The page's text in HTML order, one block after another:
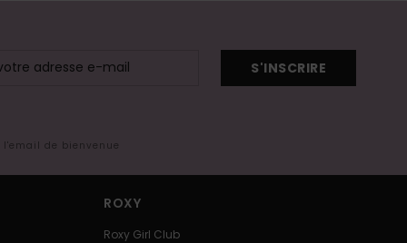
S'INSCRIRE
de bienvenue
ROXY
Roxy Girl Club